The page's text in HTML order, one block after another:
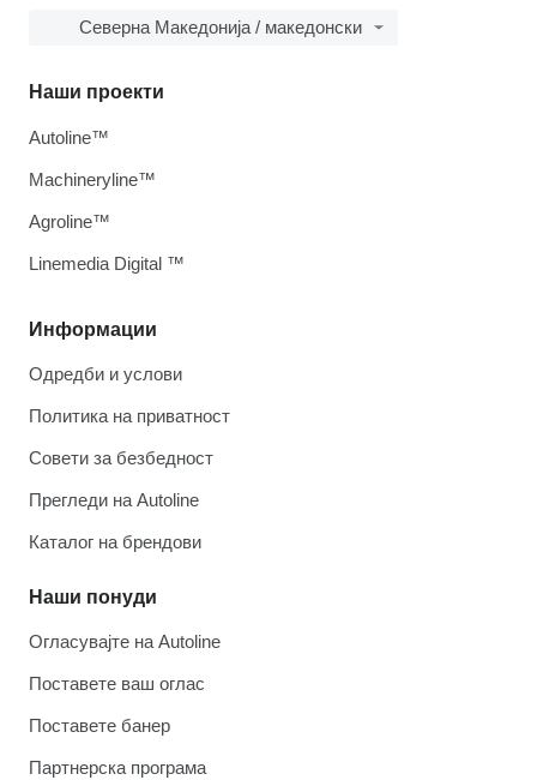
Северна Македонија / македонски
Информации
Одредби и услови
Политика на приватност
Совети за безбедност
Прегледи на Autoline
Каталог на брендови
Наши понуди
Огласувајте на Autoline
Поставете ваш оглас
Поставете банер
Партнерска програма
Наши проекти
Autoline™
Machineryline™
Agroline™
Linemedia Digital ™